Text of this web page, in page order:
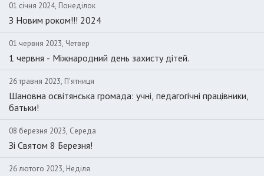
01 січня 2024, Понеділок
З Новим роком!!! 2024
01 червня 2023, Четвер
1 червня - Міжнародний день захисту дітей.
26 травня 2023, П'ятниця
Шановна освітянська громада: учні, педагогічні працівники,
батьки!
08 березня 2023, Середа
Зі Святом 8 Березня!
26 лютого 2023, Неділя